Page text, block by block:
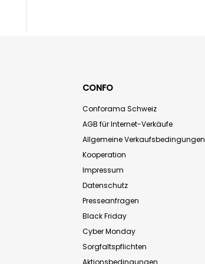
CONFO
Conforama Schweiz
AGB für Internet-Verkäufe
Allgemeine Verkaufsbedingungen
Kooperation
Impressum
Datenschutz
Presseanfragen
Black Friday
Cyber Monday
Sorgfaltspflichten